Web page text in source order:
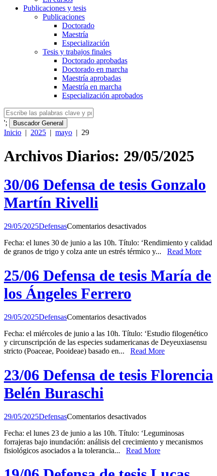
Publicaciones y tesis
Publicaciones
Doctorado
Maestría
Especialización
Tesis y trabajos finales
Doctorado aprobadas
Doctorado en marcha
Maestría aprobadas
Maestría en marcha
Especialización aprobados
'; Buscador General
Inicio | 2025 | mayo | 29
Archivos Diarios: 29/05/2025
30/06 Defensa de tesis Gonzalo
Martín Rivelli
29/05/2025DefensasComentarios desactivadosen
Defensa
de
Gonzalo
Martín
Fecha: el lunes 30 de junio a las 10h. Título: ‘Rendimiento y calidad
de granos de trigo y colza ante un estrés térmico y... Read More
25/06 Defensa de tesis María de
los Ángeles Ferrero
29/05/2025DefensasComentarios desactivadosen
Defensa
de
tesis
de
los
Fecha: el miércoles de junio a las 10h. Título: ‘Estudio filogenético
y circunscripción de las especies sudamericanas de Deyeuxiasensu
stricto (Poaceae, Pooideae) basado en... Read More
23/06 Defensa de tesis Florencia
Belén Buraschi
29/05/2025DefensasComentarios desactivadosen
Defensa
de
tesis
Belén
Fecha: el lunes 23 de junio a las 10h. Título: ‘Leguminosas
forrajeras bajo inundación: análisis del crecimiento y mecanismos
fisiológicos asociados a la tolerancia... Read More